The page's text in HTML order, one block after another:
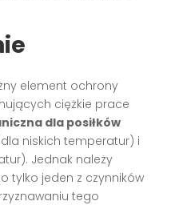
element ochrony
ciężkie prace
dla posiłków
niskich temperatur) i
Jednak należy
tylko jeden z czynników
tego